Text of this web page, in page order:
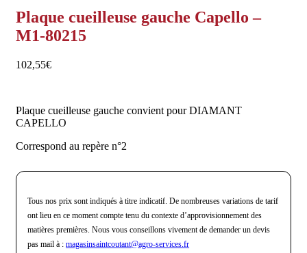
Plaque cueilleuse gauche Capello –
M1-80215
102,55€
Plaque cueilleuse gauche convient pour DIAMANT
CAPELLO
Correspond au repère n°2
Tous nos prix sont indiqués à titre indicatif. De nombreuses variations de tarif
ont lieu en ce moment compte tenu du contexte d’approvisionnement des
matières premières. Nous vous conseillons vivement de demander un devis
pas mail à :magasinsaintcoutant@agro-services.fr